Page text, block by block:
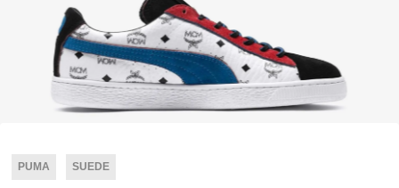
PUMA SUEDE